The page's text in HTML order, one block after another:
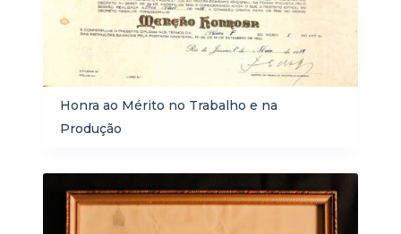
Honra ao Mérito no Trabalho e na
Produção